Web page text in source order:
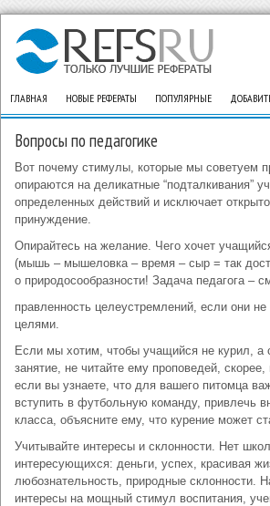
ГЛАВНАЯ НОВЫЕ РЕФЕРАТЫ ПОПУЛЯРНЫЕ
Вопросы по педагогике
Вот почему стимулы, которые мы советуем
опираются на деликатные “подталкивания”
определенных действий и исключает
принуждение.
Опирайтесь на желание. Чего хочет
(мышь – мышеловка – время – сыр = так
о природосообразности! Задача педагога –
правленность целеустремлений, если они
целями.
Если мы хотим, чтобы учащийся не курил, а
занятие, не читайте ему проповедей,
если вы узнаете, что для вашего питомца
вступить в футбольную команду, привлечь
класса, объясните ему, что курение может
Учитывайте интересы и склонности. Нет
интересующихся: деньги, успех, красивая
любознательность, природные склонности.
интересы на мощный стимул воспитания,